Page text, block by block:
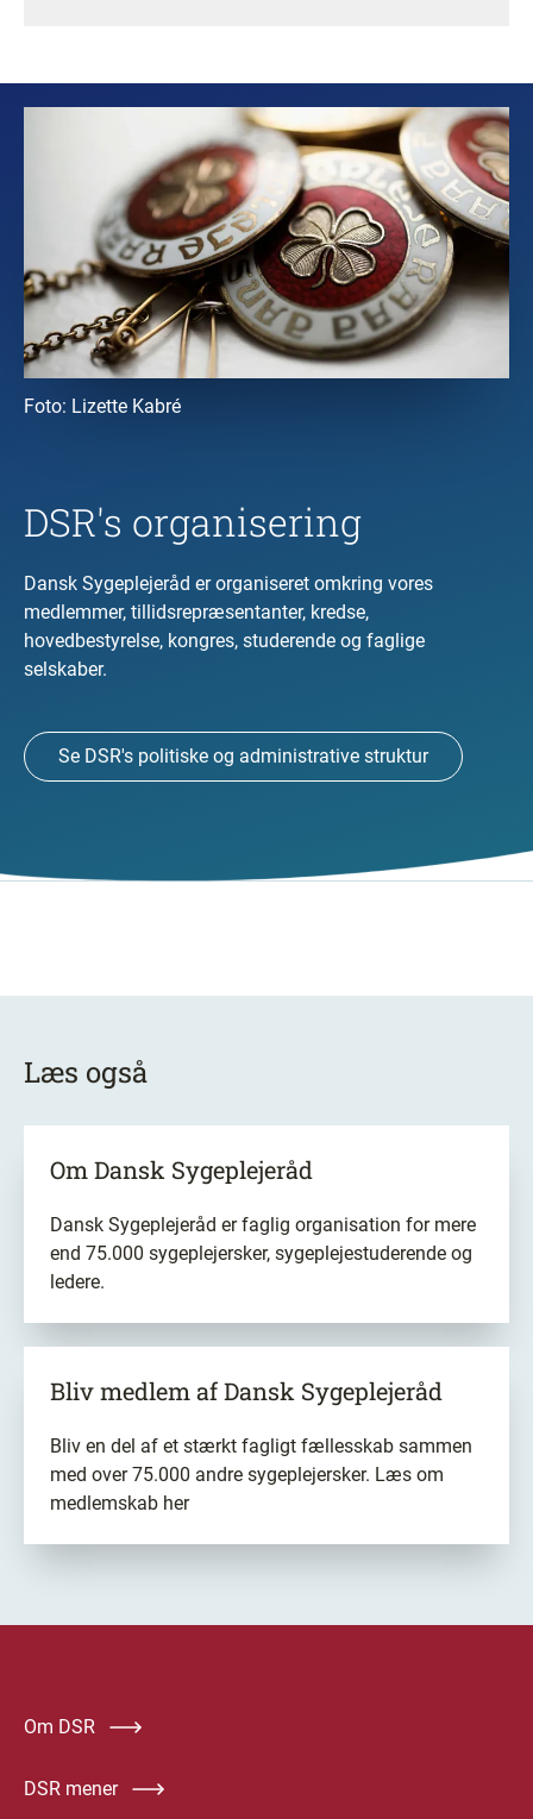
Foto: Lizette Kabré
DSR's organisering
Dansk Sygeplejeråd er organiseret omkring vores
medlemmer, tillidsrepræsentanter, kredse,
hovedbestyrelse, kongres, studerende og faglige
selskaber.
Se DSR's politiske og administrative struktur
Læs også
OmDansk Sygeplejeråd
Dansk Sygeplejeråd er faglig organisation for mere
end 75.000 sygeplejersker, sygeplejestuderende og
ledere.
Bliv medlemaf Dansk Sygeplejeråd
Bliv en del af et stærkt fagligt fællesskab sammen
med over 75.000 andre sygeplejersker. Læs om
medlemskab her
Om DSR
DSR mener